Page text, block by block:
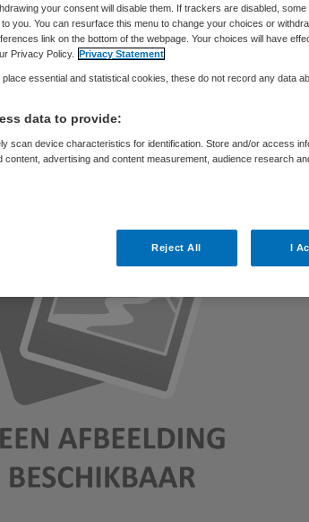
your consent will disable them. If trackers are disabled,
you. You can resurface this menu to change your choices or
link on the bottom of the webpage. Your choices will have
Privacy Policy. Privacy Statement
essential and statistical cookies, these do not record any data
data to provide:
scan device characteristics for identification. Store and/or access
content, advertising and content measurement, audience research
Reject All I